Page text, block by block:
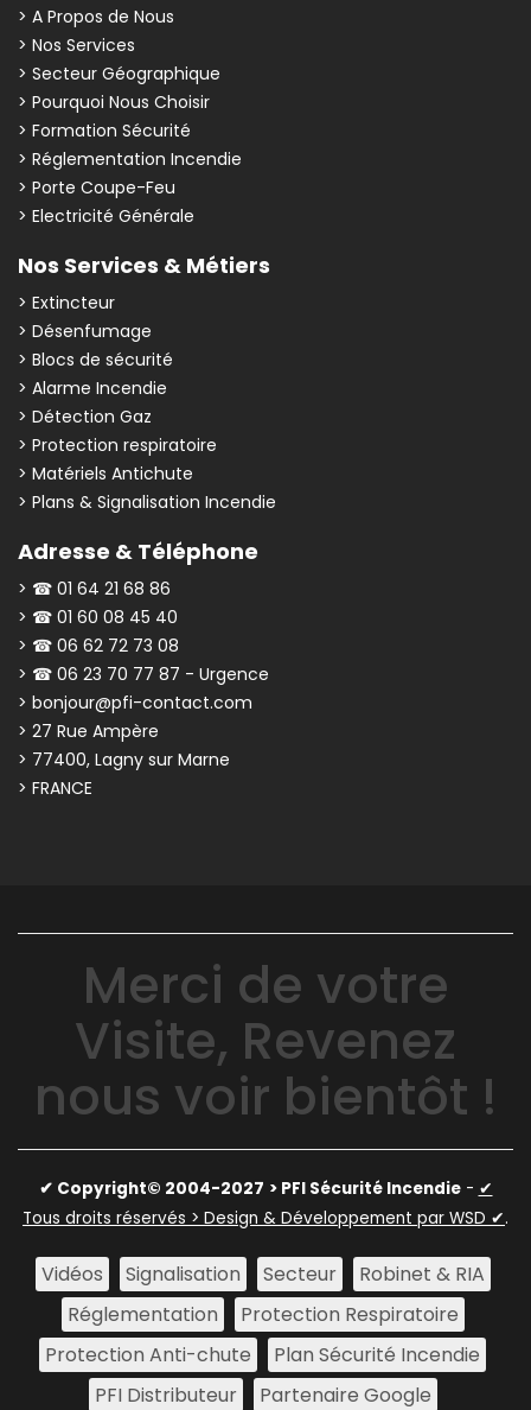
> A Propos de Nous
> Nos Services
> Secteur Géographique
> Pourquoi Nous Choisir
> Formation Sécurité
> Réglementation Incendie
> Porte Coupe-Feu
> Electricité Générale
Nos Services & Métiers
> Extincteur
> Désenfumage
> Blocs de sécurité
> Alarme Incendie
> Détection Gaz
> Protection respiratoire
> Matériels Antichute
> Plans & Signalisation Incendie
Adresse & Téléphone
> ☎ 01 64 21 68 86
> ☎ 01 60 08 45 40
> ☎ 06 62 72 73 08
> ☎ 06 23 70 77 87 - Urgence
> bonjour@pfi-contact.com
> 27 Rue Ampère
> 77400, Lagny sur Marne
> FRANCE
Merci de votre
Visite, Revenez
nous voir bientôt !
✔ Copyright© 2004-2027 > PFI Sécurité Incendie- ✔
Tous droits réservés > Design & Développement par WSD ✔.
Vidéos Signalisation Secteur
Robinet & RIA
Réglementation
Protection Respiratoire
Protection Anti-chute
Plan Sécurité Incendie
PFI Distributeur
Partenaire Google